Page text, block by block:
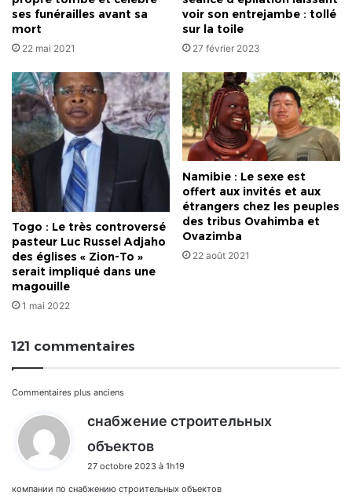
ses funérailles avant sa
mort
22 mai 2021
voir son entrejambe : tollé
sur la toile
27 février 2023
Togo : Le très controversé
pasteur Luc Russel Adjaho
des églises « Zion-To »
serait impliqué dans une
magouille
1 mai 2022
Namibie : Le sexe est
offert aux invités et aux
étrangers chez les peuples
des tribus Ovahimba et
Ovazimba
22 août 2021
121 commentaires
Navigation
dans
les
commentaires
Commentaires plus anciens
снабжение строительных
объектов
t
27 octobre 2023 à 1h19
компании по снабжению строительных объектов